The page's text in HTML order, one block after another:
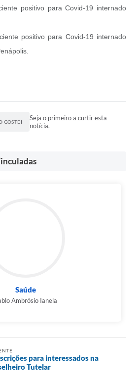
positivo para Covid-19 internado
positivo para Covid-19 internado
GOSTEI
Seja o primeiro a curtir esta
notícia.
Saúde
Ambrósio Ianela
para interessados na
Tutelar